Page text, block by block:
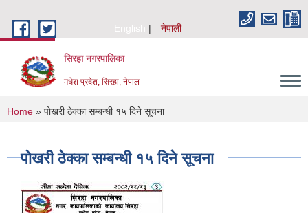
English
नेपाली
सिरहा नगरपालिका
मधेश प्रदेश, सिरहा, नेपाल
You are here
Home » पोखरी ठेक्का सम्बन्धी १५ दिने सूचना
पोखरी ठेक्का सम्बन्धी १५ दिने सूचना